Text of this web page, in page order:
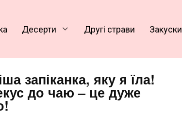
Десерти Другі страви Закуски
запіканка, яку я їла!
до чаю – це дуже